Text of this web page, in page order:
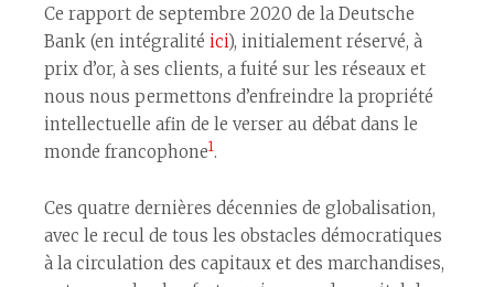
Ce rapport de septembre 2020 de la Deutsche
Bank (en intégralité ici), initialement réservé, à
prix d’or, à ses clients, a fuité sur les réseaux et
nous nous permettons d’enfreindre la propriété
intellectuelle afin de le verser au débat dans le
monde francophone1.
Ces quatre dernières décennies de globalisation,
avec le recul de tous les obstacles démocratiques
à la circulation des capitaux et des marchandises,